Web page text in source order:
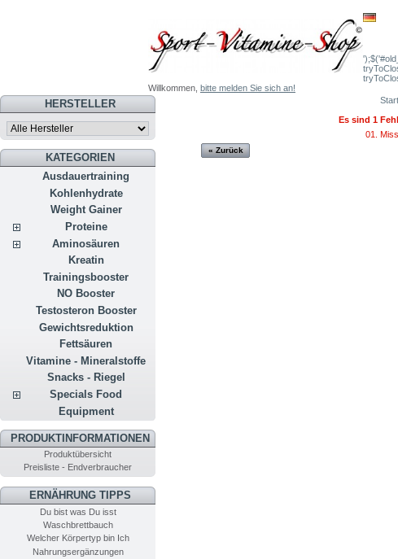
Willkommen, bitte melden Sie sich an!
HERSTELLER
KATEGORIEN
Ausdauertraining
Kohlenhydrate
Weight Gainer
Proteine
Aminosäuren
Kreatin
Trainingsbooster
NO Booster
Testosteron Booster
Gewichtsreduktion
Fettsäuren
Vitamine - Mineralstoffe
Snacks - Riegel
Specials Food
Equipment
PRODUKTINFORMATIONEN
Produktübersicht
Preisliste - Endverbraucher
ERNÄHRUNG TIPPS
Du bist was Du isst
Waschbrettbauch
Welcher Körpertyp bin Ich
Nahrungsergänzungen
Es sind 1
« Zurück